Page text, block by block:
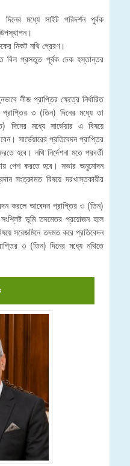
মধ্যে সাইট পরিদর্শন পুর্বক
নিকট নথি প্রেরণ।
বিল প্রসতুত পূর্বক চেক হস্তান্তর
লীজ প্রাপ্তির ক্ষেত্রে নির্ধারিত
৩ (তিন) দিনের মধ্যে তা
মধ্যে সার্ভেয়ার এ বিষয়ে
সার্ভেয়ারের প্রতিবেদন প্রাপ্তির
হবে। নথি নির্দেশনা মতে পরবর্তী
পেশ করতে হবে। সভার অনুমোদন
সংত্রুামত বিষয়ে দরখাস্তকারীর
করলে আবেদন প্রাপ্তির ৩ (তিন)
ভূমি তদমেতর প্রয়োজন হলে
সরেজমিনে তদমত করে প্রতিবেদন
৩ (তিন) দিনের মধ্যে নথিতে